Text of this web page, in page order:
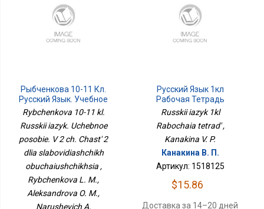
Рыбченкова 10-11 Кл.
Русский Язык. Учебное
Пособие. В 2 Ч. Часть 2
Для Слабовидящих
Обучающихся
Rybchenkova 10-11 kl.
Russkii iazyk. Uchebnoe
posobie. V 2 ch. Chast' 2
dlia slabovidiashchikh
obuchaiushchikhsia ,
Rybchenkova L. M.,
Aleksandrova O. M.,
Narushevich A.
Русский Язык 1кл
Рабочая Тетрадь
Russkii iazyk 1kl
Rabochaia tetrad' ,
Kanakina V. P.
Канакина В. П.
Артикул: 1518125
$15.86
Доставка за 14–20 дней